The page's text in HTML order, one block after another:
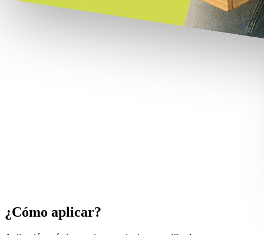
¿Cómo aplicar?